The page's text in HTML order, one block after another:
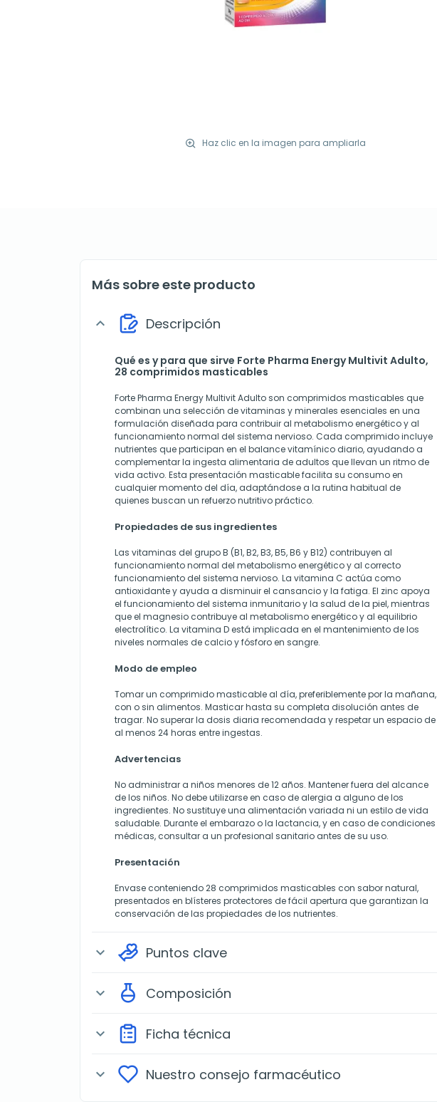
Haz clic en la imagen para ampliarla
Más sobre este producto
expand_more Descripción
Qué es y para que sirve Forte Pharma Energy Multivit Adulto,
28 comprimidos masticables
Forte Pharma Energy Multivit Adulto son comprimidos masticables que
combinan una selección de vitaminas y minerales esenciales en una
formulación diseñada para contribuir al metabolismo energético y al
funcionamiento normal del sistema nervioso. Cada comprimido incluye
nutrientes que participan en el balance vitamínico diario, ayudando a
complementar la ingesta alimentaria de adultos que llevan un ritmo de
vida activo. Esta presentación masticable facilita su consumo en
cualquier momento del día, adaptándose a la rutina habitual de
quienes buscan un refuerzo nutritivo práctico.
Propiedades de sus ingredientes
Las vitaminas del grupo B (B1, B2, B3, B5, B6 y B12) contribuyen al
funcionamiento normal del metabolismo energético y al correcto
funcionamiento del sistema nervioso. La vitamina C actúa como
antioxidante y ayuda a disminuir el cansancio y la fatiga. El zinc apoya
el funcionamiento del sistema inmunitario y la salud de la piel, mientras
que el magnesio contribuye al metabolismo energético y al equilibrio
electrolítico. La vitamina D está implicada en el mantenimiento de los
niveles normales de calcio y fósforo en sangre.
Modo de empleo
Tomar un comprimido masticable al día, preferiblemente por la mañana,
con o sin alimentos. Masticar hasta su completa disolución antes de
tragar. No superar la dosis diaria recomendada y respetar un espacio de
al menos 24 horas entre ingestas.
Advertencias
No administrar a niños menores de 12 años. Mantener fuera del alcance
de los niños. No debe utilizarse en caso de alergia a alguno de los
ingredientes. No sustituye una alimentación variada ni un estilo de vida
saludable. Durante el embarazo o la lactancia, y en caso de condiciones
médicas, consultar a un profesional sanitario antes de su uso.
Presentación
Envase conteniendo 28 comprimidos masticables con sabor natural,
presentados en blísteres protectores de fácil apertura que garantizan la
conservación de las propiedades de los nutrientes.
expand_more Puntos clave
expand_more Composición
expand_more Ficha técnica
expand_more Nuestro consejo farmacéutico